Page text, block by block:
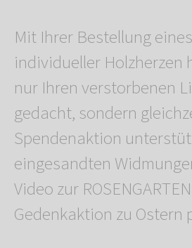
Mit Ihrer Bestellung
individueller Holzherzen
nur Ihren verstorbenen
gedacht, sondern
Spendenaktion
eingesandten
Video zur
Gedenkaktion zu Ostern